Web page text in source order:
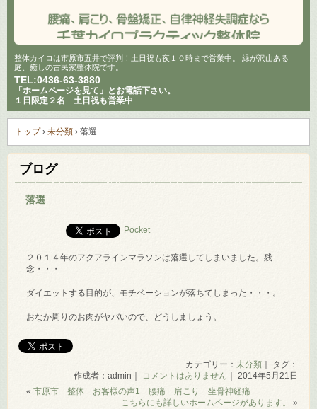
整体カイロは市原市五井で評判！土日祝も夜１０時まで営業中。 緑が沢山ある
庭、癒しの古民家整体院です。
TEL:0436-63-3880
「ホームページを見て」とお電話下さい。
１日限定２名 土日祝も営業中
トップ› 未分類 › 落選
ブログ
落選
Pocket
２０１４年のアクアラインマラソンは落選してしまいました。残
念・・・
ダイエットする目的が、モチベーションが落ちてしまった・・・。
おなか周りのお肉がヤバいので、どうしましょう。
カテゴリー： 未分類｜ タグ：
作成者：admin｜
コメントはありません ｜ 2014年5月21日
«市原市 整体 お客様の声1 腰痛 肩こり 坐骨神経痛
こちらにも詳しいホームページがあります。
»